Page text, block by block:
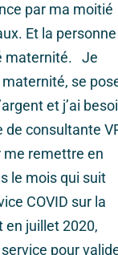
par ma moitié
Et la personne
maternité. Je
se
et j’ai
de consultante
remettre en
le mois qui suit
COVID sur la
juillet 2020,
pour